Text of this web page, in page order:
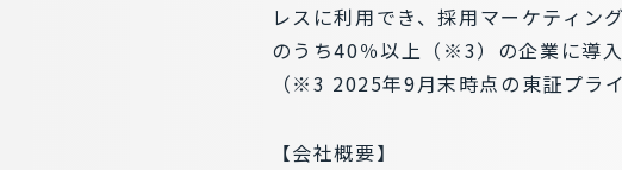
レスに利用でき、採用マーケティン
のうち40％以上（※3）の企業に導入
（※3 2025年9月末時点の東証プラ
【会社概要】